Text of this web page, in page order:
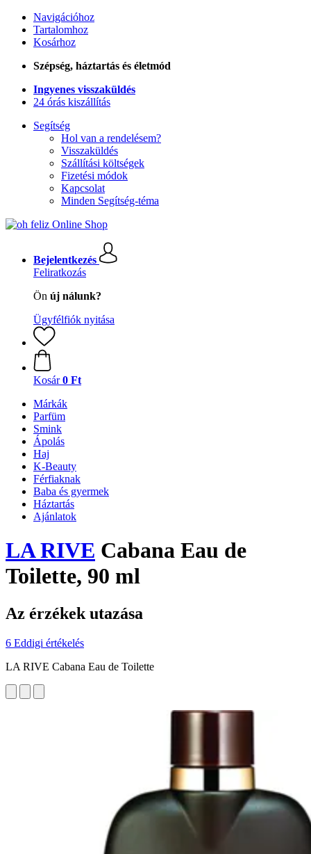
Navigációhoz
Tartalomhoz
Kosárhoz
Szépség, háztartás és életmód
Ingyenes visszaküldés
24 órás kiszállítás
Segítség
Hol van a rendelésem?
Visszaküldés
Szállítási költségek
Fizetési módok
Kapcsolat
Minden Segítség-téma
Bejelentkezés
Feliratkozás
Ön új nálunk?
Ügyfélfiók nyitása
Kosár 0 Ft
Márkák
Parfüm
Smink
Ápolás
Haj
K-Beauty
Férfiaknak
Baba és gyermek
Háztartás
Ajánlatok
LA RIVE Cabana Eau de
Toilette, 90 ml
Az érzékek utazása
6 Eddigi értékelés
LA RIVE Cabana Eau de Toilette